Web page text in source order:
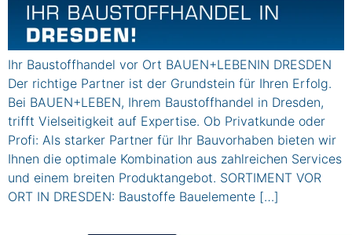
Ihr Baustoffhandel vor Ort BAUEN+LEBENIN DRESDEN
Der richtige Partner ist der Grundstein für Ihren Erfolg.
Bei BAUEN+LEBEN, Ihrem Baustoffhandel in Dresden,
trifft Vielseitigkeit auf Expertise. Ob Privatkunde oder
Profi: Als starker Partner für Ihr Bauvorhaben bieten wir
Ihnen die optimale Kombination aus zahlreichen Services
und einem breiten Produktangebot. SORTIMENT VOR
ORT IN DRESDEN: Baustoffe Bauelemente […]